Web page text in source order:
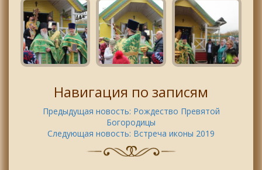
Навигация по записям
Предыдущая новость: Рождество Превятой
Богородицы
Следующая новость: Встреча иконы 2019